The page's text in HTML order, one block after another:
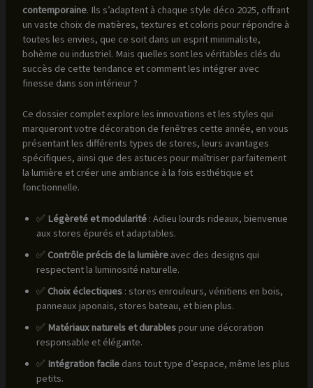
contemporaine. Ils s’adaptent à chaque style déco 2025, offrant
un vaste choix de matières, textures et coloris pour répondre à
toutes les envies, que ce soit dans un esprit minimaliste,
bohème ou industriel. Mais quelles sont les véritables clés du
succès de cette tendance et comment les intégrer avec
finesse dans son intérieur ?
Ce dossier complet explore les innovations et les styles qui
marqueront votre décoration de fenêtres cette année, en vous
présentant les différents types de stores, leurs avantages
spécifiques, ainsi que des astuces pour maîtriser parfaitement
la lumière et créer une ambiance à la fois esthétique et
fonctionnelle.
✅ Légèreté et modularité: Adieu lourds rideaux, bienvenue
aux stores épurés et adaptables.
✅ Contrôle précis de la lumièreavec des designs qui
respectent la luminosité naturelle.
✅ Choix éclectiques: stores enrouleurs, vénitiens en bois,
panneaux japonais, stores bateau, et bien plus.
✅ Matériaux naturels et durablespour une décoration
responsable et élégante.
✅ Intégration faciledans tout type d’espace, même les plus
petits.